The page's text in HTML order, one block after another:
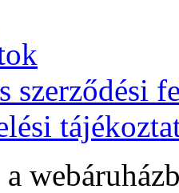
szerződési